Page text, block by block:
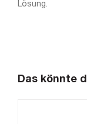
Lösung.
Das könnte